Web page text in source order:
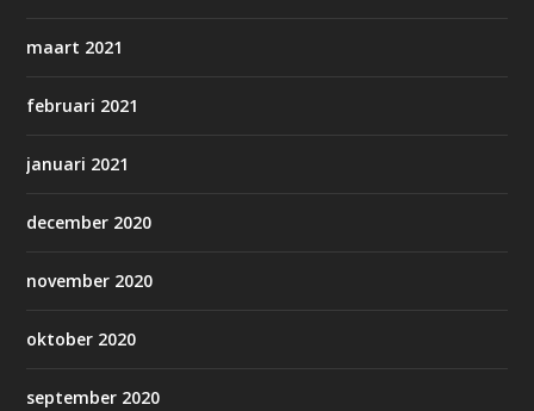
maart 2021
februari 2021
januari 2021
december 2020
november 2020
oktober 2020
september 2020